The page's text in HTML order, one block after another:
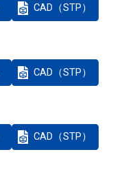
CAD（STP）
CAD（STP）
CAD（STP）